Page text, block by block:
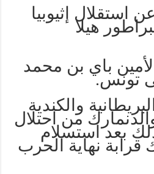
عن استقلال إثيوبيا
هيلا
الأمين باي بن محمد
تونس.
البريطانية والكندية
من احتلال
وذلك بعد استسلام
قرابة نهاية الحرب